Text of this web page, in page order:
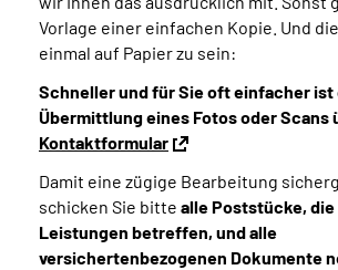
Vorlage einer einfachen Kopie. Und
einmal auf Papier zu sein:
Schneller und für Sie oft einfacher ist
Übermittlung eines Fotos oder Scans
Kontaktformular
Damit eine zügige Bearbeitung
schicken Sie bitte alle Poststücke, die
Leistungen betreffen, und alle
versichertenbezogenen Dokumente